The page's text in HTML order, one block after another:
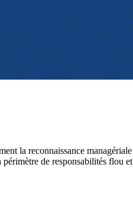
la reconnaissance managériale
de responsabilités flou et